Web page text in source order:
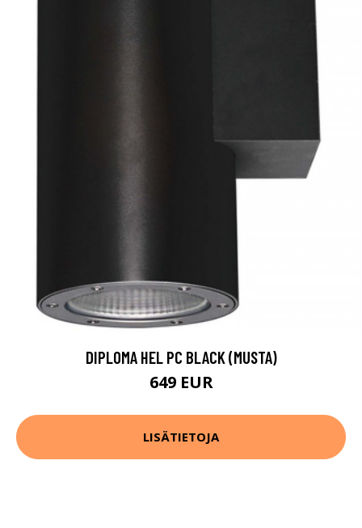
DIPLOMA HEL PC BLACK (MUSTA)
649 EUR
LISÄTIETOJA